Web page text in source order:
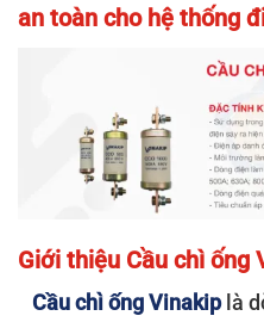
an toàn cho hệ thống
Giới thiệu Cầu chì ống
Cầu chì ống Vinakiplà